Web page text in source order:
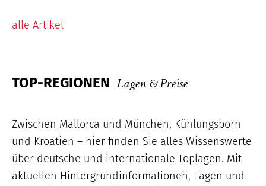
alle Artikel
TOP-REGIONEN Lagen & Preise
Zwischen Mallorca und München, Kühlungsborn
und Kroatien – hier finden Sie alles Wissenswerte
über deutsche und internationale Toplagen. Mit
aktuellen Hintergrundinformationen, Lagen und